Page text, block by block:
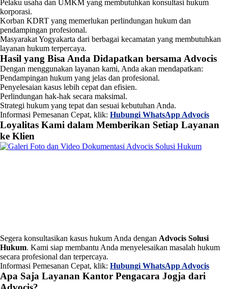
Pelaku usaha dan UMKM yang membutuhkan konsultasi hukum
korporasi.
Korban KDRT yang memerlukan perlindungan hukum dan
pendampingan profesional.
Masyarakat Yogyakarta dari berbagai kecamatan yang membutuhkan
layanan hukum terpercaya.
Hasil yang Bisa Anda Didapatkan bersama Advocis
Dengan menggunakan layanan kami, Anda akan mendapatkan:
Pendampingan hukum yang jelas dan profesional.
Penyelesaian kasus lebih cepat dan efisien.
Perlindungan hak-hak secara maksimal.
Strategi hukum yang tepat dan sesuai kebutuhan Anda.
Informasi Pemesanan Cepat, klik: Hubungi WhatsApp Advocis
Loyalitas Kami dalam Memberikan Setiap Layanan
ke Klien
Segera konsultasikan kasus hukum Anda dengan Advocis Solusi
Hukum. Kami siap membantu Anda menyelesaikan masalah hukum
secara profesional dan terpercaya.
Informasi Pemesanan Cepat, klik: Hubungi WhatsApp Advocis
Apa Saja Layanan Kantor Pengacara Jogja dari